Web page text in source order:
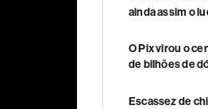
ainda assim o
O Pix virou o
de bilhões de
Escassez de